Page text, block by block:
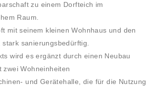
zu einem Dorfteich im
Raum.
mit seinem kleinen Wohnhaus und den
sanierungsbedürftig.
wird es ergänzt durch einen Neubau
zwei Wohneinheiten
und Gerätehalle, die für die Nutzung